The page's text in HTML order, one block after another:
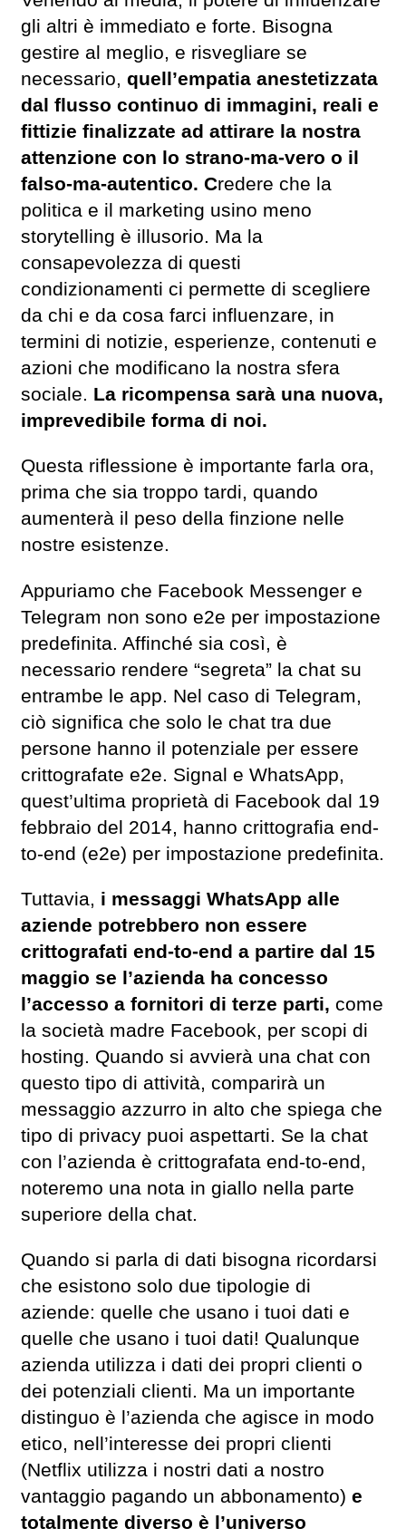
gli altri è immediato e forte. Bisogna
gestire al meglio, e risvegliare se
necessario, quell’empatia anestetizzata
dal flusso continuo di immagini, reali e
fittizie finalizzate ad attirare la nostra
attenzione con lo strano-ma-vero o il
falso-ma-autentico. Credere che la
politica e il marketing usino meno
storytelling è illusorio. Ma la
consapevolezza di questi
condizionamenti ci permette di scegliere
da chi e da cosa farci influenzare, in
termini di notizie, esperienze, contenuti e
azioni che modificano la nostra sfera
sociale. La ricompensa sarà una nuova,
imprevedibile forma di noi.
Questa riflessione è importante farla ora,
prima che sia troppo tardi, quando
aumenterà il peso della finzione nelle
nostre esistenze.
Appuriamo che Facebook Messenger e
Telegram non sono e2e per impostazione
predefinita. Affinché sia così, è
necessario rendere “segreta” la chat su
entrambe le app. Nel caso di Telegram,
ciò significa che solo le chat tra due
persone hanno il potenziale per essere
crittografate e2e. Signal e WhatsApp,
quest’ultima proprietà di Facebook dal 19
febbraio del 2014, hanno crittografia end-
to-end (e2e) per impostazione predefinita.
Tuttavia, i messaggi WhatsApp alle
aziende potrebbero non essere
crittografati end-to-end a partire dal 15
maggio se l’azienda ha concesso
l’accesso a fornitori di terze parti, come
la società madre Facebook, per scopi di
hosting. Quando si avvierà una chat con
questo tipo di attività, comparirà un
messaggio azzurro in alto che spiega che
tipo di privacy puoi aspettarti. Se la chat
con l’azienda è crittografata end-to-end,
noteremo una nota in giallo nella parte
superiore della chat.
Quando si parla di dati bisogna ricordarsi
che esistono solo due tipologie di
aziende: quelle che usano i tuoi dati e
quelle che usano i tuoi dati! Qualunque
azienda utilizza i dati dei propri clienti o
dei potenziali clienti. Ma un importante
distinguo è l’azienda che agisce in modo
etico, nell’interesse dei propri clienti
(Netflix utilizza i nostri dati a nostro
vantaggio pagando un abbonamento) e
totalmente diverso è l’universo